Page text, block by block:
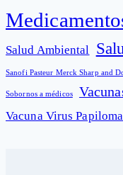
Salud Ambiental
Sanofi Pasteur Merck Sharp and
Sobornos a médicos
Vacuna Virus